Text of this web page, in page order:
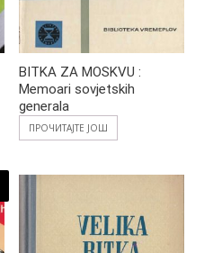
BITKA ZA MOSKVU :
Memoari sovjetskih
generala
ПРОЧИТАЈТЕ ЈОШ